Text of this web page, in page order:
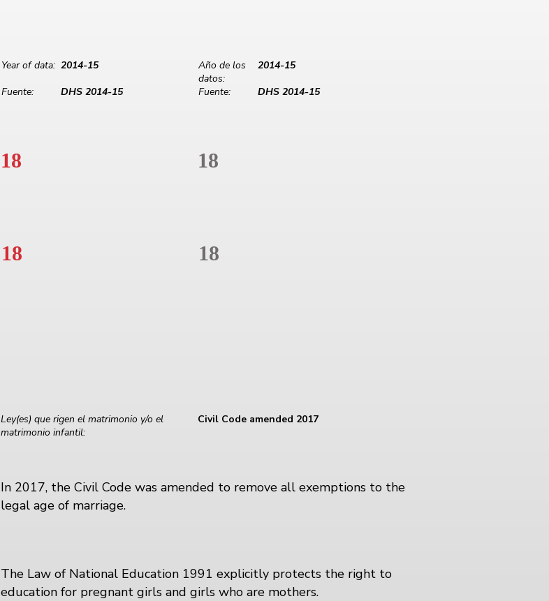
Year of data: 2014-15
Fuente:
DHS 2014-15
Año de los
datos:
2014-15
Fuente:
DHS 2014-15
18 18
18 18
Ley(es) que rigen el matrimonio y/o el
matrimonio infantil:
Civil Code amended 2017
In 2017, the Civil Code was amended to remove all exemptions to the
legal age of marriage.
The Law of National Education 1991 explicitly protects the right to
education for pregnant girls and girls who are mothers.